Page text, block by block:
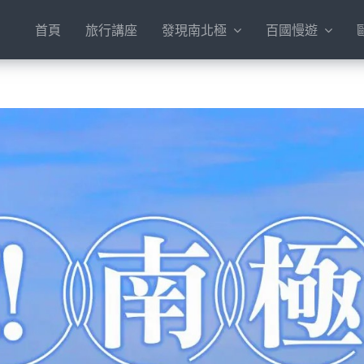
首頁 旅行講座 發現南北極 百國慢遊